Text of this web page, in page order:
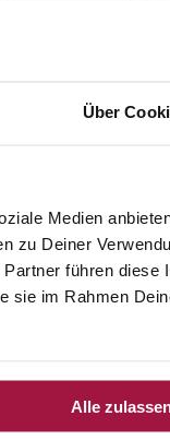
Über
Medien
zu Deiner
führen diese
sie im Rahmen
Alle